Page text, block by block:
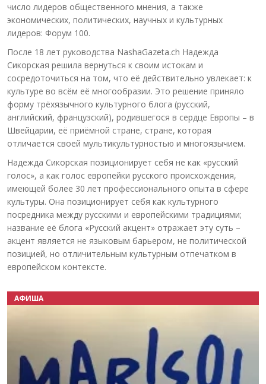
число лидеров общественного мнения, а также
экономических, политических, научных и культурных
лидеров: Форум 100.
После 18 лет руководства NashaGazeta.ch Надежда
Сикорская решила вернуться к своим истокам и
сосредоточиться на том, что её действительно увлекает: к
культуре во всём её многообразии. Это решение приняло
форму трёхязычного культурного блога (русский,
английский, французский), родившегося в сердце Европы – в
Швейцарии, её приёмной стране, стране, которая
отличается своей мультикультурностью и многоязычием.
Надежда Сикорская позиционирует себя не как «русский
голос», а как голос европейки русского происхождения,
имеющей более 30 лет профессионального опыта в сфере
культуры. Она позиционирует себя как культурного
посредника между русскими и европейскими традициями;
название её блога «Русский акцент» отражает эту суть –
акцент является не языковым барьером, не политической
позицией, но отличительным культурным отпечатком в
европейском контексте.
АФИША